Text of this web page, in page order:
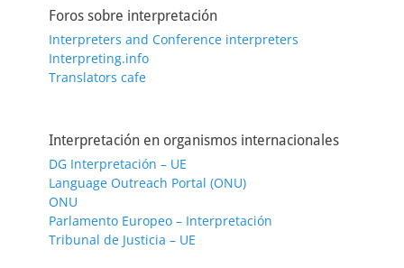
Foros sobre interpretación
Interpreters and Conference interpreters
Interpreting.info
Translators cafe
Interpretación en organismos internacionales
DG Interpretación – UE
Language Outreach Portal (ONU)
ONU
Parlamento Europeo – Interpretación
Tribunal de Justicia – UE